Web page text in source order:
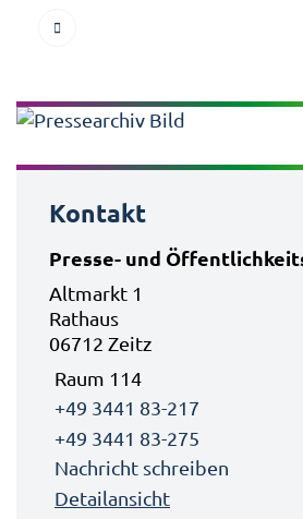
Kontakt
Presse- und
Altmarkt 1
Rathaus
06712 Zeitz
Raum 114
+49 3441 83-217
+49 3441 83-275
Nachricht schreiben
Detailansicht